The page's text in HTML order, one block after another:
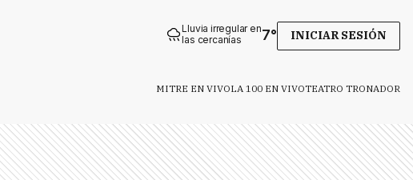
Lluvia irregular en
las cercanías
7° INICIAR SESIÓN
MITRE EN VIVOLA 100 EN VIVOTEATRO TRONADOR